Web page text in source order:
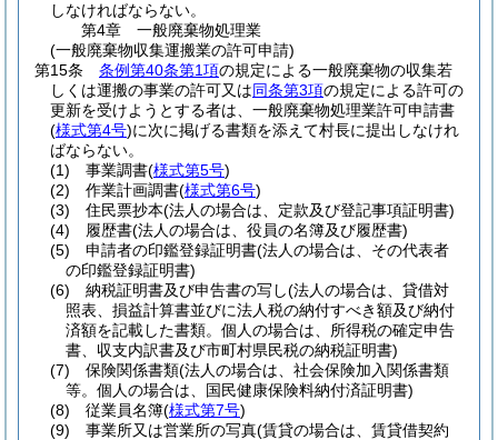
しなければならない。
第4章
一般廃棄物処理業
(一般廃棄物収集運搬業の許可申請)
第15条
条例第40条第1項の規定による一般廃棄物の収集若
しくは運搬の事業の許可又は同条第3項の規定による許可の
更新を受けようとする者は、一般廃棄物処理業許可申請書
(様式第4号)に次に掲げる書類を添えて村長に提出しなけれ
ばならない。
(1)
事業調書(様式第5号)
(2)
作業計画調書(様式第6号)
(3)
住民票抄本(法人の場合は、定款及び登記事項証明書)
(4)
履歴書(法人の場合は、役員の名簿及び履歴書)
(5)
申請者の印鑑登録証明書(法人の場合は、その代表者
の印鑑登録証明書)
(6)
納税証明書及び申告書の写し(法人の場合は、貸借対
照表、損益計算書並びに法人税の納付すべき額及び納付
済額を記載した書類。個人の場合は、所得税の確定申告
書、収支内訳書及び市町村県民税の納税証明書)
(7)
保険関係書類(法人の場合は、社会保険加入関係書類
等。個人の場合は、国民健康保険料納付済証明書)
(8)
従業員名簿(様式第7号)
(9)
事業所又は営業所の写真(賃貸の場合は、賃貸借契約